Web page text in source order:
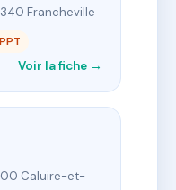
Francheville
Voir la fiche →
Caluire-et-